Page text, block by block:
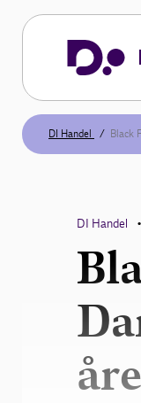
DI Handel Black
DI Handel •